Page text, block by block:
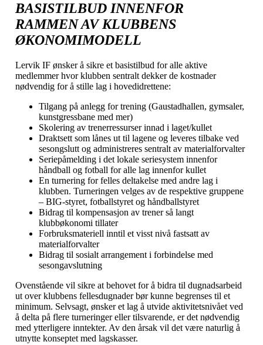
BASISTILBUD INNENFOR
RAMMEN AV KLUBBENS
ØKONOMIMODELL
Lervik IF ønsker å sikre et basistilbud for alle aktive
medlemmer hvor klubben sentralt dekker de kostnader
nødvendig for å stille lag i hovedidrettene:
Tilgang på anlegg for trening (Gaustadhallen, gymsaler,
kunstgressbane med mer)
Skolering av trenerressurser innad i laget/kullet
Draktsett som lånes ut til lagene og leveres tilbake ved
sesongslutt og administreres sentralt av materialforvalter
Seriepåmelding i det lokale seriesystem innenfor
håndball og fotball for alle lag innenfor kullet
En turnering for felles deltakelse med andre lag i
klubben. Turneringen velges av de respektive gruppene
– BIG-styret, fotballstyret og håndballstyret
Bidrag til kompensasjon av trener så langt
klubbøkonomi tillater
Forbruksmateriell inntil et visst nivå fastsatt av
materialforvalter
Bidrag til sosialt arrangement i forbindelse med
sesongavslutning
Ovenstående vil sikre at behovet for å bidra til dugnadsarbeid
ut over klubbens fellesdugnader bør kunne begrenses til et
minimum. Selvsagt, ønsker et lag å utvide aktivitetsnivået ved
å delta på flere turneringer eller tilsvarende, er det nødvendig
med ytterligere inntekter. Av den årsak vil det være naturlig å
utnytte konseptet med lagskasser.